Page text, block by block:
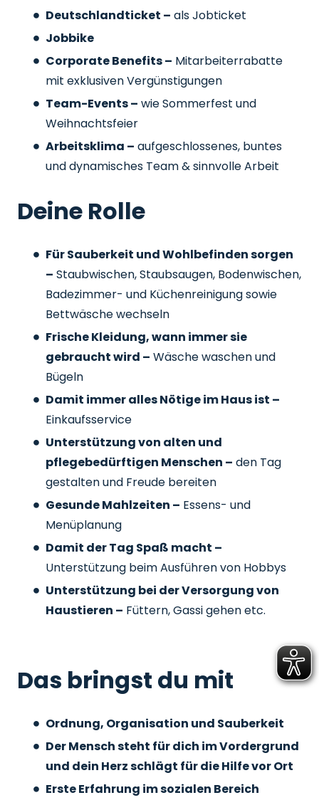
Deutschlandticket – als Jobticket
Jobbike
Corporate Benefits – Mitarbeiterrabatte
mit exklusiven Vergünstigungen
Team-Events – wie Sommerfest und
Weihnachtsfeier
Arbeitsklima – aufgeschlossenes, buntes
und dynamisches Team & sinnvolle Arbeit
Deine Rolle
Für Sauberkeit und Wohlbefinden sorgen
– Staubwischen, Staubsaugen, Bodenwischen,
Badezimmer- und Küchenreinigung sowie
Bettwäsche wechseln
Frische Kleidung, wann immer sie
gebraucht wird – Wäsche waschen und
Bügeln
Damit immer alles Nötige im Haus ist –
Einkaufsservice
Unterstützung von alten und
pflegebedürftigen Menschen – den Tag
gestalten und Freude bereiten
Gesunde Mahlzeiten – Essens- und
Menüplanung
Damit der Tag Spaß macht –
Unterstützung beim Ausführen von Hobbys
Unterstützung bei der Versorgung von
Haustieren – Füttern, Gassi gehen etc.
Das bringst du mit
Ordnung, Organisation und Sauberkeit
Der Mensch steht für dich im Vordergrund
und dein Herz schlägt für die Hilfe vor Ort
Erste Erfahrung im sozialen Bereich